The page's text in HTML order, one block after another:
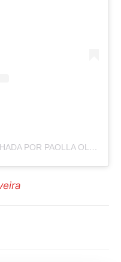
UMA PUBLICAÇÃO COMPARTILHADA POR PAOLLA OLIVEIRA (@PAOLLAOLIVEIRAREAL)